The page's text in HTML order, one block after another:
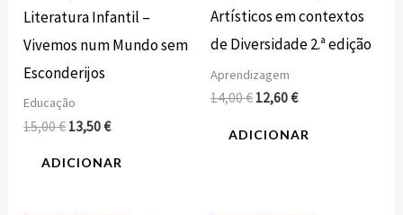
Literatura Infantil –
Vivemos num Mundo sem
Esconderijos
Educação
15,00€ 13,50€
ADICIONAR
Artísticos em contextos
de Diversidade 2.ª edição
Aprendizagem
14,00€ 12,60€
ADICIONAR